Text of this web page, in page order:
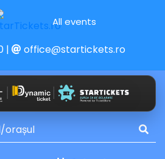
All events
| office@startickets.ro